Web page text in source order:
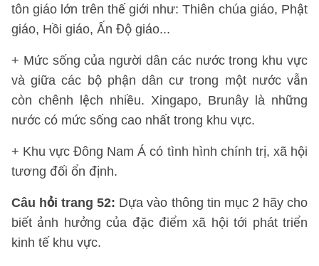
tôn giáo lớn trên thế giới như: Thiên chúa giáo, Phật
giáo, Hồi giáo, Ấn Độ giáo...
+ Mức sống của người dân các nước trong khu vực
và giữa các bộ phận dân cư trong một nước vẫn
còn chênh lệch nhiều. Xingapo, Brunây là những
nước có mức sống cao nhất trong khu vực.
+ Khu vực Đông Nam Á có tình hình chính trị, xã hội
tương đối ổn định.
Câu hỏi trang 52: Dựa vào thông tin mục 2 hãy cho
biết ảnh hưởng của đặc điểm xã hội tới phát triển
kinh tế khu vực.